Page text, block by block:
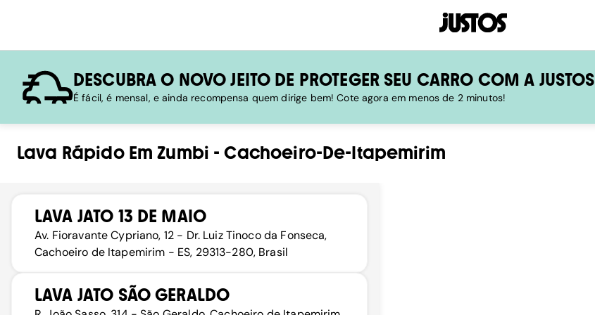
DESCUBRA O NOVO JEITO DE PROTEGER SEU CARRO COM A JUSTOS
É fácil, é mensal, e ainda recompensa quem dirige bem! Cote agora em menos de 2 minutos!
Lava RápidoEmZumbi -Cachoeiro-De-Itapemirim
LAVA JATO 13 DE MAIO
Av. Fioravante Cypriano, 12 - Dr. Luiz Tinoco da Fonseca,
Cachoeiro de Itapemirim - ES, 29313-280, Brasil
LAVA JATO SÃO GERALDO